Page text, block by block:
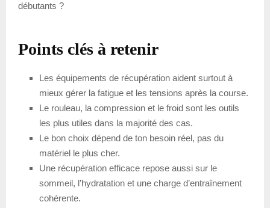
débutants ?
Points clés à retenir
Les équipements de récupération aident surtout à
mieux gérer la fatigue et les tensions après la course.
Le rouleau, la compression et le froid sont les outils
les plus utiles dans la majorité des cas.
Le bon choix dépend de ton besoin réel, pas du
matériel le plus cher.
Une récupération efficace repose aussi sur le
sommeil, l’hydratation et une charge d’entraînement
cohérente.